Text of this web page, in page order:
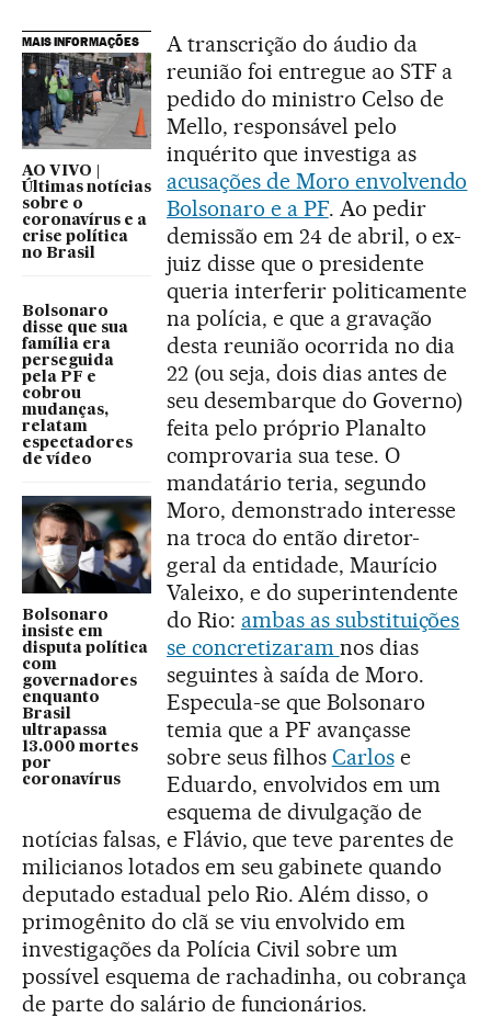
MAIS INFORMAÇÕES
AO VIVO |
Últimas notícias
sobre o
coronavírus e a
crise política
no Brasil
Bolsonaro
disse que sua
família era
perseguida
pela PF e
cobrou
mudanças,
relatam
espectadores
de vídeo
Bolsonaro
insiste em
disputa política
com
governadores
enquanto
Brasil
ultrapassa
13.000 mortes
por
coronavírus
A transcrição do áudio da
reunião foi entregue ao STF a
pedido do ministro Celso de
Mello, responsável pelo
inquérito que investiga as
acusações de Moro envolvendo
Bolsonaro e a PF. Ao pedir
demissão em 24 de abril, o ex-
juiz disse que o presidente
queria interferir politicamente
na polícia, e que a gravação
desta reunião ocorrida no dia
22 (ou seja, dois dias antes de
seu desembarque do Governo)
feita pelo próprio Planalto
comprovaria sua tese. O
mandatário teria, segundo
Moro, demonstrado interesse
na troca do então diretor-
geral da entidade, Maurício
Valeixo, e do superintendente
do Rio: ambas as substituições
se concretizaram nos dias
seguintes à saída de Moro.
Especula-se que Bolsonaro
temia que a PF avançasse
sobre seus filhos Carlose
Eduardo, envolvidos em um
esquema de divulgação de
notícias falsas, e Flávio, que teve parentes de
milicianos lotados em seu gabinete quando
deputado estadual pelo Rio. Além disso, o
primogênito do clã se viu envolvido em
investigações da Polícia Civil sobre um
possível esquema de rachadinha, ou cobrança
de parte do salário de funcionários.